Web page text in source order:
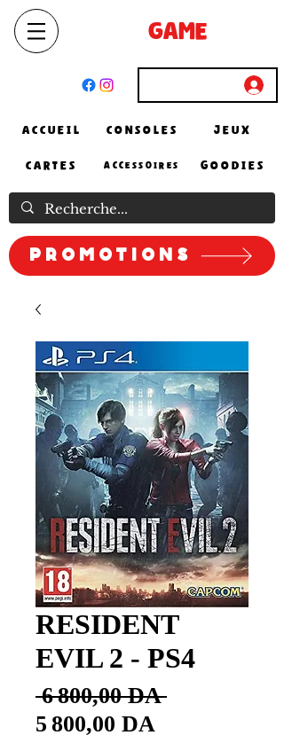
GAME
ACCUEIL CONSOLES JEUX
CARTES ACCESSOIRES GOODIES
Promotions
RESIDENT
EVIL 2 - PS4
6 800,00 DA Prix
5 800,00 DA